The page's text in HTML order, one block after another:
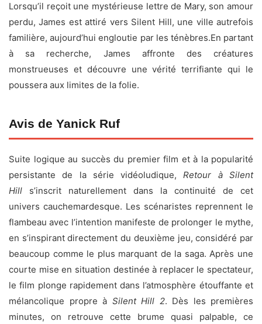
Réalisateur : Christophe Gans
Acteurs :
Hannah Emily Anderson
Templeton, Pearse Egan, Nicola Alexis, Robert Strange,
Emily Carding, Eve Macklin, Lara Duru, Karya Duru
Genre :
Mystère, Drame, Horreur
Pays :France, Japon, États-Unis, Royaume-Uni,
Lorsqu’il reçoit une mystérieuse lettre de Mary, son amour
perdu, James est attiré vers Silent Hill, une ville autrefois
familière, aujourd’hui engloutie par les ténèbres.En partant
à sa recherche, James affronte des créatures
monstrueuses et découvre une vérité terrifiante qui le
poussera aux limites de la folie.
Avis de Yanick Ruf
Suite logique au succès du premier film et à la popularité
persistante de la série vidéoludique,Retour à Silent
Hill s’inscrit naturellement dans la continuité de cet
univers cauchemardesque. Les scénaristes reprennent le
flambeau avec l’intention manifeste de prolonger le mythe,
en s’inspirant directement du deuxième jeu, considéré par
beaucoup comme le plus marquant de la saga. Après une
courte mise en situation destinée à replacer le spectateur,
le film plonge rapidement dans l’atmosphère étouffante et
mélancolique propre à Silent Hill 2. Dès les premières
minutes, on retrouve cette brume quasi palpable, ce